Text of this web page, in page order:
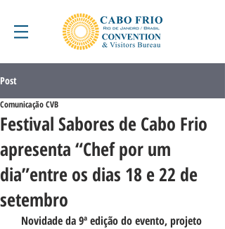
Post
Festival Sabores de Cabo Frio
apresenta “Chef por um
dia”entre os dias 18 e 22 de
setembro
Comunicação CVB
Novidade da 9ª edição do evento, projeto